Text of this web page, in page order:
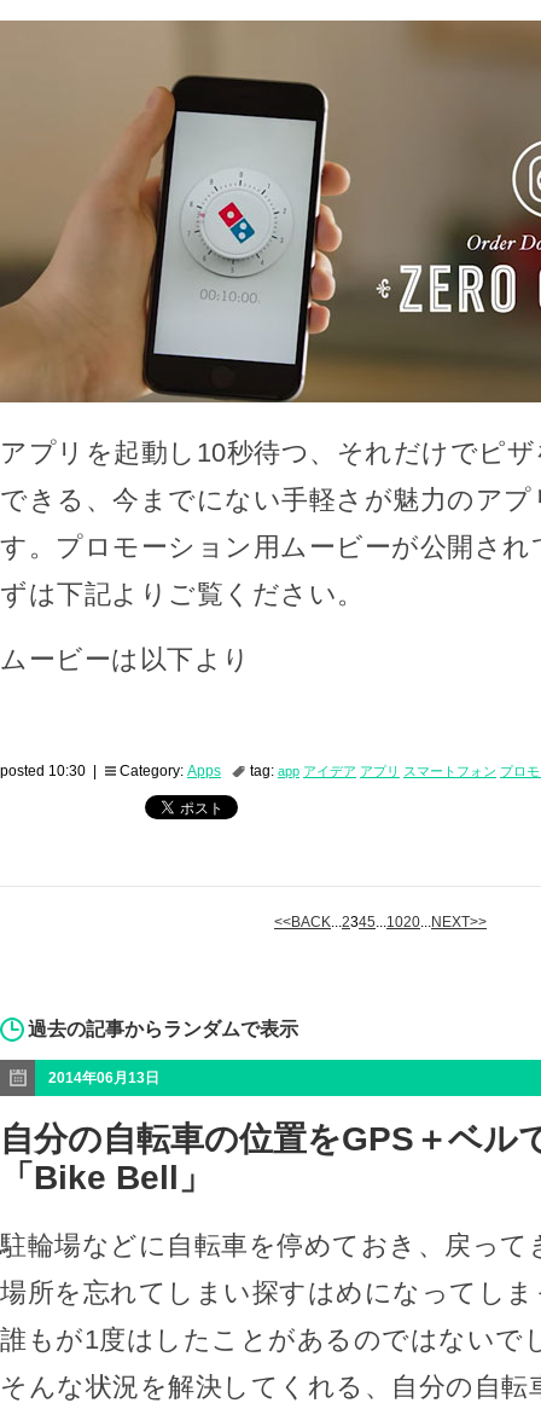
アプリを起動し10秒待つ、それだけでピ
できる、今までにない手軽さが魅力のア
す。プロモーション用ムービーが公開さ
ずは下記よりご覧ください。
ムービーは以下より
posted 10:30 | Category: Apps tag: app アイデア アプリ スマートフォン プロ
<<BACK...2345...1020...NEXT>>
過去の記事からランダムで表示
2014年06月13日
自分の自転車の位置をGPS＋ベル
「Bike Bell」
駐輪場などに自転車を停めておき、戻っ
場所を忘れてしまい探すはめになってし
誰もが1度はしたことがあるのではないで
そんな状況を解決してくれる、自分の自転